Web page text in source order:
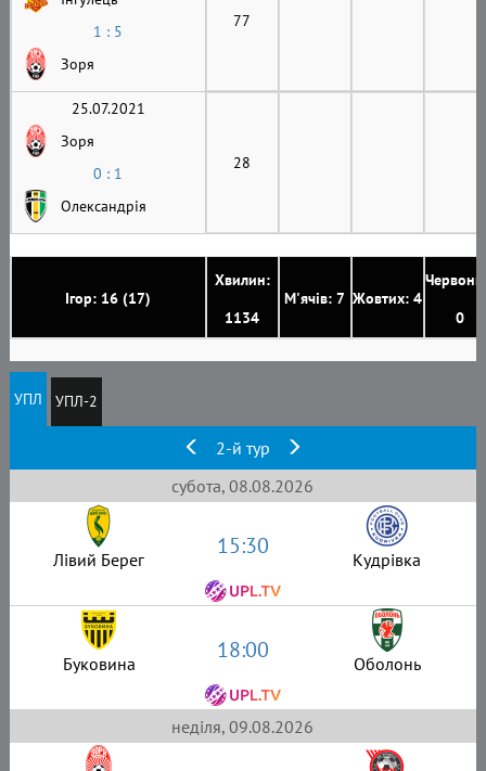
Ігор: 16 (17)
Хвилин:
1134
М'ячів: 7 Жовтих: 4
0
1 : 5
Зоря
77
25.07.2021
Зоря
0 : 1
Олександрія
28
УПЛ УПЛ-2
2-й тур
субота, 08.08.2026
Лівий Берег 15:30 Кудрівка
Буковина 18:00 Оболонь
неділя, 09.08.2026